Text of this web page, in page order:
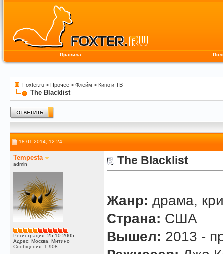
Правила
Foxter.ru > Прочее > Флейм > Кино и ТВ
The Blacklist
18.01.2014, 12:24
Tempesta
admin
Регистрация: 25.10.2005
Адрес: Москва, Митино
Сообщения: 1,908
The Blacklist
Жанр: драма,
Страна: США
Вышел: 2013 -